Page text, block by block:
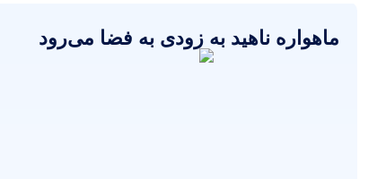
ماهواره ناهید به زودی به فضا می‌رود